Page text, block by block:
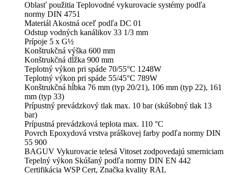
Oblasť použitia Teplovodné vykurovacie systémy podľa
normy DIN 4751
Materiál Akostná oceľ podľa DC 01
Odstup vodných kanálikov 33 1/3 mm
Prípoje 5 x G½
Konštrukčná výška 600 mm
Konštrukčná dĺžka 900 mm
Teplotný výkon pri spáde 70/55°C 1248W
Teplotný výkon pri spáde 55/45°C 789W
Konštrukčná hĺbka 76 mm (typ 20/21), 106 mm (typ 22), 161
mm (typ 33)
Prípustný prevádzkový tlak max. 10 bar (skúšobný tlak 13
bar)
Prípustná prevádzková teplota max. 110 °C
Povrch Epoxydová vrstva práškovej farby podľa normy DIN
55 900
BAGUV Vykurovacie telesá Vitoset zodpovedajú smerniciam
Tepelný výkon Skúšaný podľa normy DIN EN 442
Certifikácia WSP Cert, Značka kvality RAL